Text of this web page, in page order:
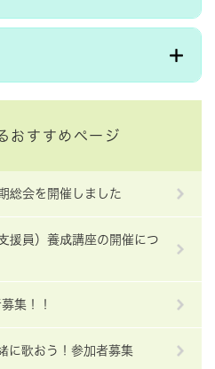
おすすめページ
総会を開催しました
援員）養成講座の開催につ
集！！
に歌おう！参加者募集